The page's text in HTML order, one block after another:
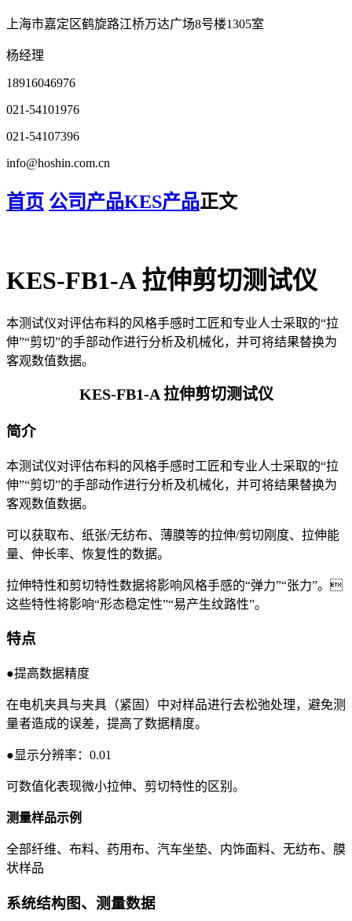
上海市嘉定区鹤旋路江桥万达广场8号楼1305室
杨经理
18916046976
021-54101976
021-54107396
info@hoshin.com.cn
首页 公司产品KES产品正文
KES-FB1-A 拉伸剪切测试仪
本测试仪对评估布料的风格手感时工匠和专业人士采取的“拉
伸”“剪切”的手部动作进行分析及机械化，并可将结果替换为
客观数值数据。
KES-FB1-A 拉伸剪切测试仪
简介
本测试仪对评估布料的风格手感时工匠和专业人士采取的“拉
伸”“剪切”的手部动作进行分析及机械化，并可将结果替换为
客观数值数据。
可以获取布、纸张/无纺布、薄膜等的拉伸/剪切刚度、拉伸能
量、伸长率、恢复性的数据。
拉伸特性和剪切特性数据将影响风格手感的“弹力”“张力”。
这些特性将影响“形态稳定性”“易产生纹路性”。
特点
●提高数据精度
在电机夹具与夹具（紧固）中对样品进行去松弛处理，避免测
量者造成的误差，提高了数据精度。
●显示分辨率：0.01
可数值化表现微小拉伸、剪切特性的区别。
测量样品示例
全部纤维、布料、药用布、汽车坐垫、内饰面料、无纺布、膜
状样品
系统结构图、测量数据